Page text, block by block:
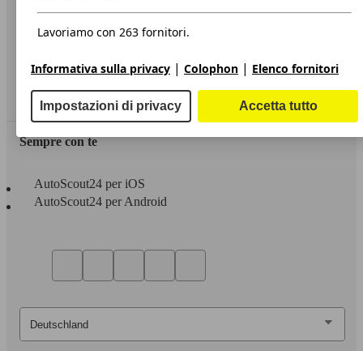
Privacy
Dichiarazione di Accessibilità
Servizi
Area rivenditori
Sempre con te
AutoScout24 per iOS
AutoScout24 per Android
Lavoriamo con 263 fornitori.
Informativa sulla privacy | Colophon | Elenco fornitori
Impostazioni di privacy Accetta tutto